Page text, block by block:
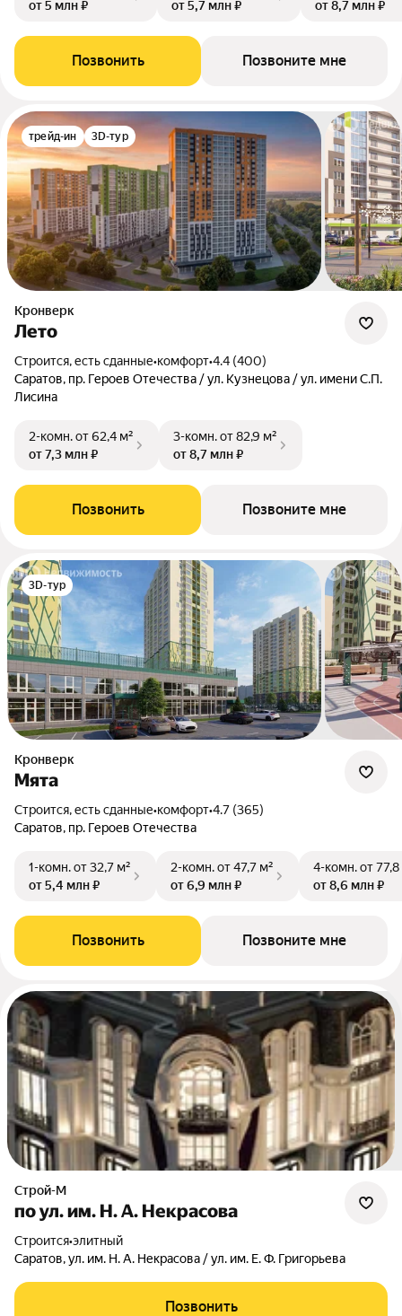
от 5 млн ₽ от 5,7 млн ₽ от 8,7 млн ₽
Позвонить Позвоните мне
трейд-ин 3D-тур
Кронверк
Лето
Строится, есть сданные•комфорт•4.4 (400)
Саратов, пр. Героев Отечества / ул. Кузнецова / ул. имени С.П.
Лисина
2-комн.от 62,4 м²
от 7,3 млн ₽
3-комн.от 82,9 м²
от 8,7 млн ₽
Позвонить Позвоните мне
3D-тур
Кронверк
Мята
Строится, есть сданные•комфорт•4.7 (365)
Саратов, пр. Героев Отечества
1-комн.от 32,7 м²
от 5,4 млн ₽
2-комн.от 47,7 м²
от 6,9 млн ₽
4-комн.от
от 8,6 млн ₽
Позвонить Позвоните мне
Строй-М
по ул. им. Н. А. Некрасова
Строится•элитный
Саратов, ул. им. Н. А. Некрасова / ул. им. Е. Ф. Григорьева
Позвонить